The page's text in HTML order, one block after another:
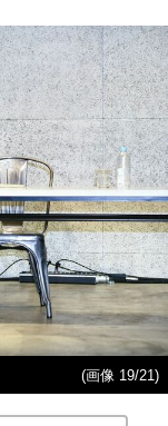
(画像 19/21)